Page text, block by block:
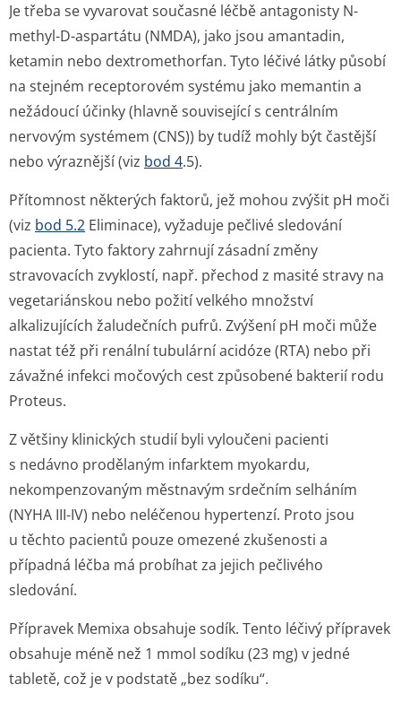
Je třeba se vyvarovat současné léčbě antagonisty N-
methyl-D-aspartátu (NMDA), jako jsou amantadin,
ketamin nebo dextromethorfan. Tyto léčivé látky působí
na stejném receptorovém systému jako memantin a
nežádoucí účinky (hlavně související s centrálním
nervovým systémem (CNS)) by tudíž mohly být častější
nebo výraznější (viz bod 4.5).
Přítomnost některých faktorů, jež mohou zvýšit pH moči
(viz bod 5.2 Eliminace), vyžaduje pečlivé sledování
pacienta. Tyto faktory zahrnují zásadní změny
stravovacích zvyklostí, např. přechod z masité stravy na
vegetariánskou nebo požití velkého množství
alkalizujících žaludečních pufrů. Zvýšení pH moči může
nastat též při renální tubulární acidóze (RTA) nebo při
závažné infekci močových cest způsobené bakterií rodu
Proteus.
Z většiny klinických studií byli vyloučeni pacienti
s nedávno prodělaným infarktem myokardu,
nekompenzovaným městnavým srdečním selháním
(NYHA III-IV) nebo neléčenou hypertenzí. Proto jsou
u těchto pacientů pouze omezené zkušenosti a
případná léčba má probíhat za jejich pečlivého
sledování.
Přípravek Memixa obsahuje sodík. Tento léčivý přípravek
obsahuje méně než 1 mmol sodíku (23 mg) v jedné
tabletě, což je v podstatě „bez sodíku“.